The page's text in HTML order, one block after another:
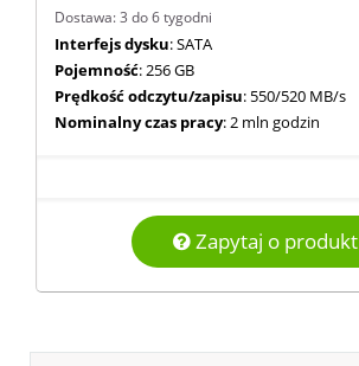
Dostawa: 3 do 6 tygodni
Interfejs dysku: SATA
Pojemność: 256 GB
Prędkość odczytu/zapisu: 550/520 MB/s
Nominalny czas pracy: 2 mln godzin
Zapytaj o produkt